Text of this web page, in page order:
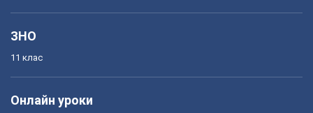
ЗНО
11 клас
Онлайн уроки